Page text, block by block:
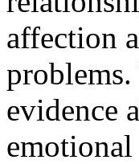
affection
evidence